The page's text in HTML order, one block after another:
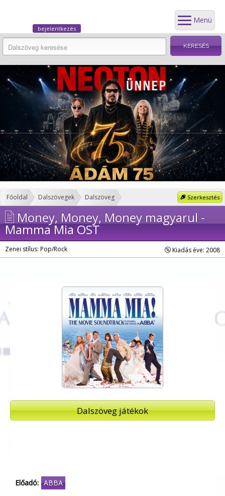
Menü
bejelentkezés
Szerkesztés
Főoldal Dalszövegek Dalszöveg
Money, Money, Money magyarul -
Mamma Mia OST
Zenei stílus: Pop/Rock Kiadás éve: 2008
Dalszöveg játékok
Előadó: ABBA